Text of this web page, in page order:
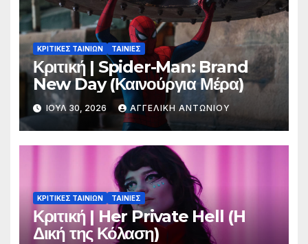
ΚΡΙΤΙΚΕΣ ΤΑΙΝΙΩΝ ΤΑΙΝΙΕΣ
Κριτική | Spider-Man: Brand
New Day (Καινούργια Μέρα)
ΙΟΎΛ 30, 2026 ΑΓΓΕΛΙΚΉ ΑΝΤΩΝΊΟΥ
ΚΡΙΤΙΚΕΣ ΤΑΙΝΙΩΝ ΤΑΙΝΙΕΣ
Κριτική | Her Private Hell (H
Δική της Κόλαση)